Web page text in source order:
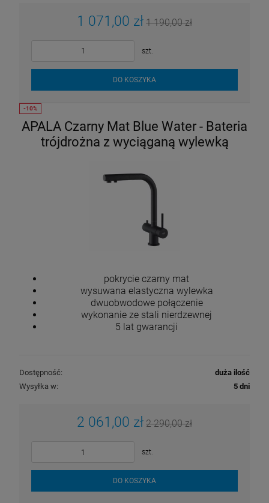
1 071,00 zł 1 190,00 zł
szt.
DO KOSZYKA
APALA Czarny Mat Blue Water - Bateria
trójdrożna z wyciąganą wylewką
pokrycie czarny mat
wysuwana elastyczna wylewka
dwuobwodowe połączenie
wykonanie ze stali nierdzewnej
5 lat gwarancji
Dostępność:
duża ilość
Wysyłka w:
5 dni
2 061,00 zł 2 290,00 zł
szt.
DO KOSZYKA